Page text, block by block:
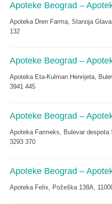
Apoteke Beograd –
Apoteka Dren Farma, Stanoja
132
Apoteke Beograd –
Apoteka Eta-Kulman Henrijeta,
3941 445
Apoteke Beograd –
Apoteka Farmeks, Bulevar despota
3293 370
Apoteke Beograd –
Apoteka Felix, Požeška 138A,